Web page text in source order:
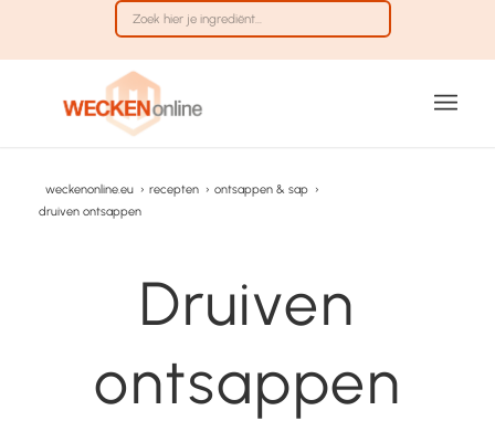
weckenonline.eu › recepten › ontsappen & sap ›
druiven ontsappen
Druiven
ontsappen